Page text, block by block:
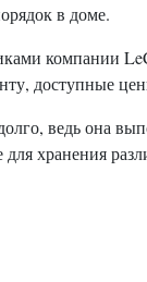
в доме.
компании
доступные
ведь
хранения